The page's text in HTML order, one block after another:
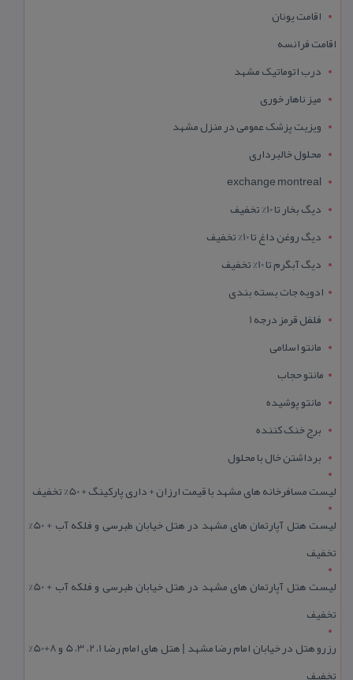
اقامت یونان
اقامت فرانسه
درب اتوماتیک مشهد
میز ناهار خوری
ویزیت پزشک عمومی در منزل مشهد
محلول خالبرداری
exchange montreal
دیگ بخار تا 10% تخفیف
دیگ روغن داغ تا 10% تخفیف
دیگ آبگرم تا 10% تخفیف
ادویه جات بسته بندی
فلفل قرمز درجه 1
مانتو اسلامی
مانتو حجاب
مانتو پوشیده
برج خنک کننده
برداشتن خال با محلول
لیست مسافرخانه های مشهد با قیمت ارزان + داری پارکینگ + 50% تخفیف
لیست هتل آپارتمان های مشهد در هتل خیابان طبرسی و فلکه آب + 50%
تخفیف
لیست هتل آپارتمان های مشهد در هتل خیابان طبرسی و فلکه آب + 50%
تخفیف
رزرو هتل در خیابان امام رضا مشهد | هتل‌ های امام رضا 1، 2، 3، 5 و 8+50%
تخفیف